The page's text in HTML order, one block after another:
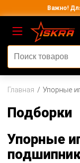
Важно!
Главная Упорные
Подборки
Упорные